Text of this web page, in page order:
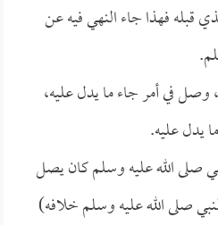
قبله فهذا جاء النهي فيه عن
في أمر جاء ما يدل عليه،
يدل عليه.
صلى الله عليه وسلم كان يصل
صلى الله عليه وسلم خلافه)